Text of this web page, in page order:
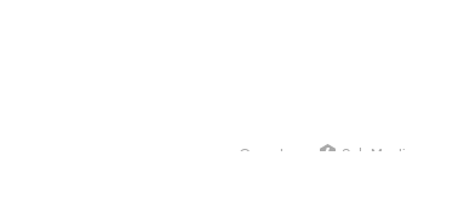
Creado en SoloMedia